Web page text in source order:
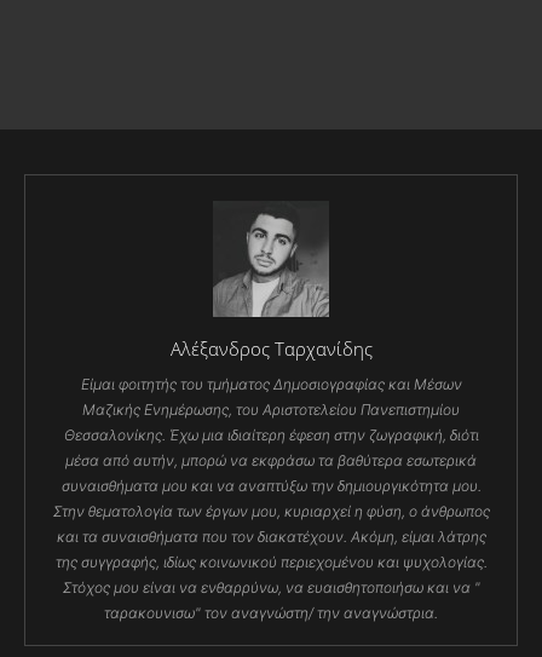
Αλέξανδρος Ταρχανίδης
Είμαι φοιτητής του τμήματος Δημοσιογραφίας και Μέσων
Μαζικής Ενημέρωσης, του Αριστοτελείου Πανεπιστημίου
Θεσσαλονίκης. Έχω μια ιδιαίτερη έφεση στην ζωγραφική, διότι
μέσα από αυτήν, μπορώ να εκφράσω τα βαθύτερα εσωτερικά
συναισθήματα μου και να αναπτύξω την δημιουργικότητα μου.
Στην θεματολογία των έργων μου, κυριαρχεί η φύση, ο άνθρωπος
και τα συναισθήματα που τον διακατέχουν. Ακόμη, είμαι λάτρης
της συγγραφής, ιδίως κοινωνικού περιεχομένου και ψυχολογίας.
Στόχος μου είναι να ενθαρρύνω, να ευαισθητοποιήσω και να "
ταρακουνισω" τον αναγνώστη/ την αναγνώστρια.